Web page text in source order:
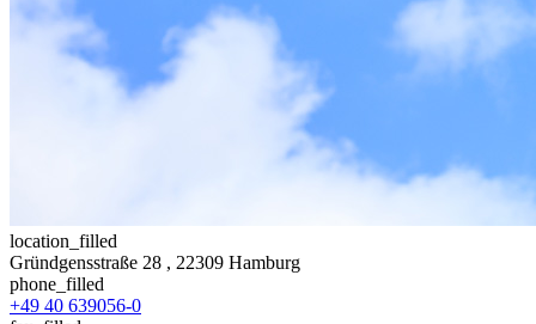
location_filled
Gründgensstraße 28 , 22309 Hamburg
phone_filled
+49 40 639056-0